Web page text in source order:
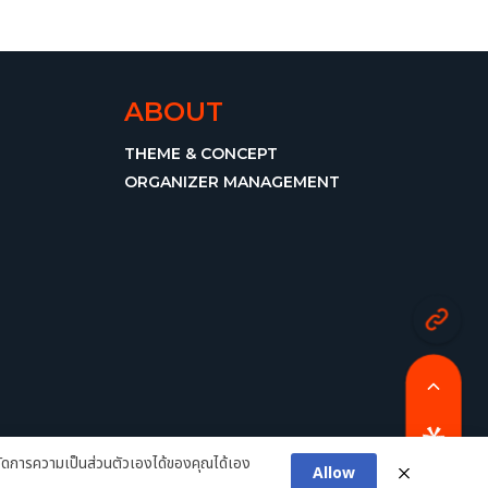
ABOUT
THEME & CONCEPT
ORGANIZER MANAGEMENT
การความเป็นส่วนตัวเองได้ของคุณได้เอง Allow